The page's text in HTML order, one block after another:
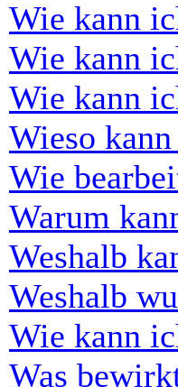
Wie kann
Wie kann
Wie kann
Wieso
Wie
Warum
Weshalb
Weshalb
Wie kann
Was